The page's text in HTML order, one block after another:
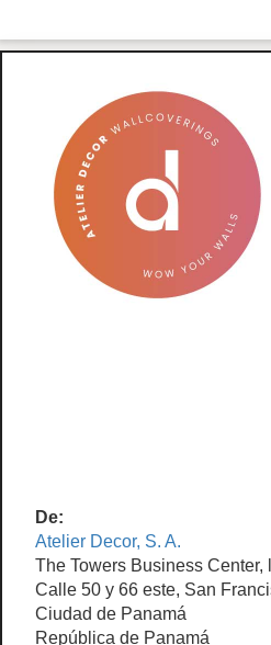
De:
Atelier Decor, S. A.
The Towers Business Center,
Calle 50 y 66 este, San
Ciudad de Panamá
República de Panamá